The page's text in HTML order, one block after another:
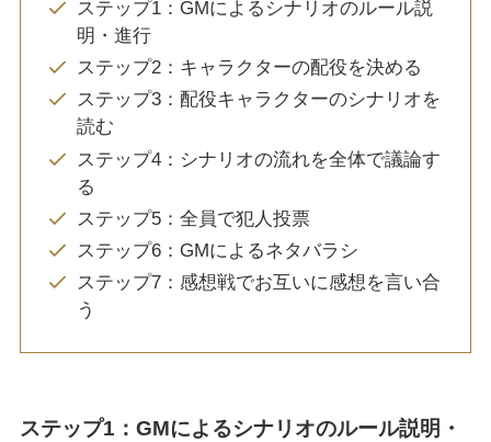
ステップ1：GMによるシナリオのルール説
明・進行
ステップ2：キャラクターの配役を決める
ステップ3：配役キャラクターのシナリオを
読む
ステップ4：シナリオの流れを全体で議論す
る
ステップ5：全員で犯人投票
ステップ6：GMによるネタバラシ
ステップ7：感想戦でお互いに感想を言い合
う
ステップ1：GMによるシナリオのルール説明・